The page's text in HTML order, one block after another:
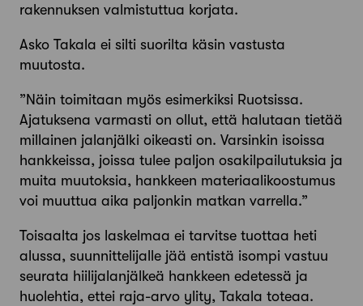
rakennuksen valmistuttua korjata.
Asko Takala ei silti suorilta käsin vastusta
muutosta.
”Näin toimitaan myös esimerkiksi Ruotsissa.
Ajatuksena varmasti on ollut, että halutaan tietää
millainen jalanjälki oikeasti on. Varsinkin isoissa
hankkeissa, joissa tulee paljon osakilpailutuksia ja
muita muutoksia, hankkeen materiaali­koostumus
voi muuttua aika paljonkin matkan varrella.”
Toisaalta jos laskelmaa ei tarvitse tuottaa heti
alussa, suunnittelijalle jää entistä isompi vastuu
seurata hiilijalanjälkeä hankkeen edetessä ja
huolehtia, ettei raja-arvo ylity, Takala toteaa.